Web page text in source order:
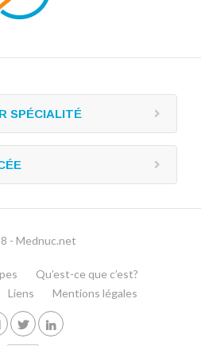
SPÉCIALITÉ
- Mednuc.net
Qu’est-ce que c’est?
Liens Mentions légales